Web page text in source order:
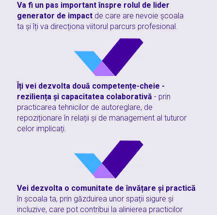
Va fi un pas important înspre rolul de lider
generator de impact de care are nevoie școala
ta și îți va direcționa viitorul parcurs profesional.
Îți vei dezvolta două competențe-cheie -
reziliența și capacitatea colaborativă - prin
practicarea tehnicilor de autoreglare, de
repoziționare în relații și de management al tuturor
celor implicați.
Vei dezvolta o comunitate de învățare și practică
în școala ta, prin găzduirea unor spații sigure și
incluzive, care pot contribui la alinierea practicilor